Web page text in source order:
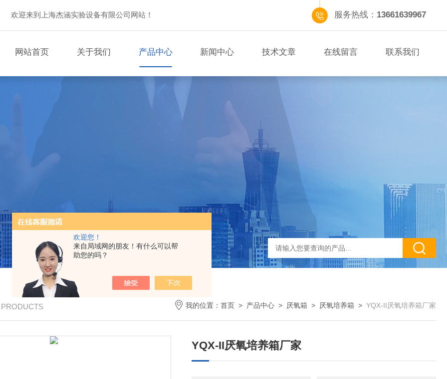
欢迎您！
来自局域网的朋友！有什么可以帮
助您的吗？
欢迎来到上海杰涵实验设备有限公司网站！ 服务热线： 13661639967
网站首页 关于我们 产品中心 新闻中心 技术文章 在线留言 联系我们
我的位置： 首页 > 产品中心 > 厌氧箱 > 厌氧培养箱 > YQX-II厌氧培养箱厂家
YQX-II厌氧培养箱厂家